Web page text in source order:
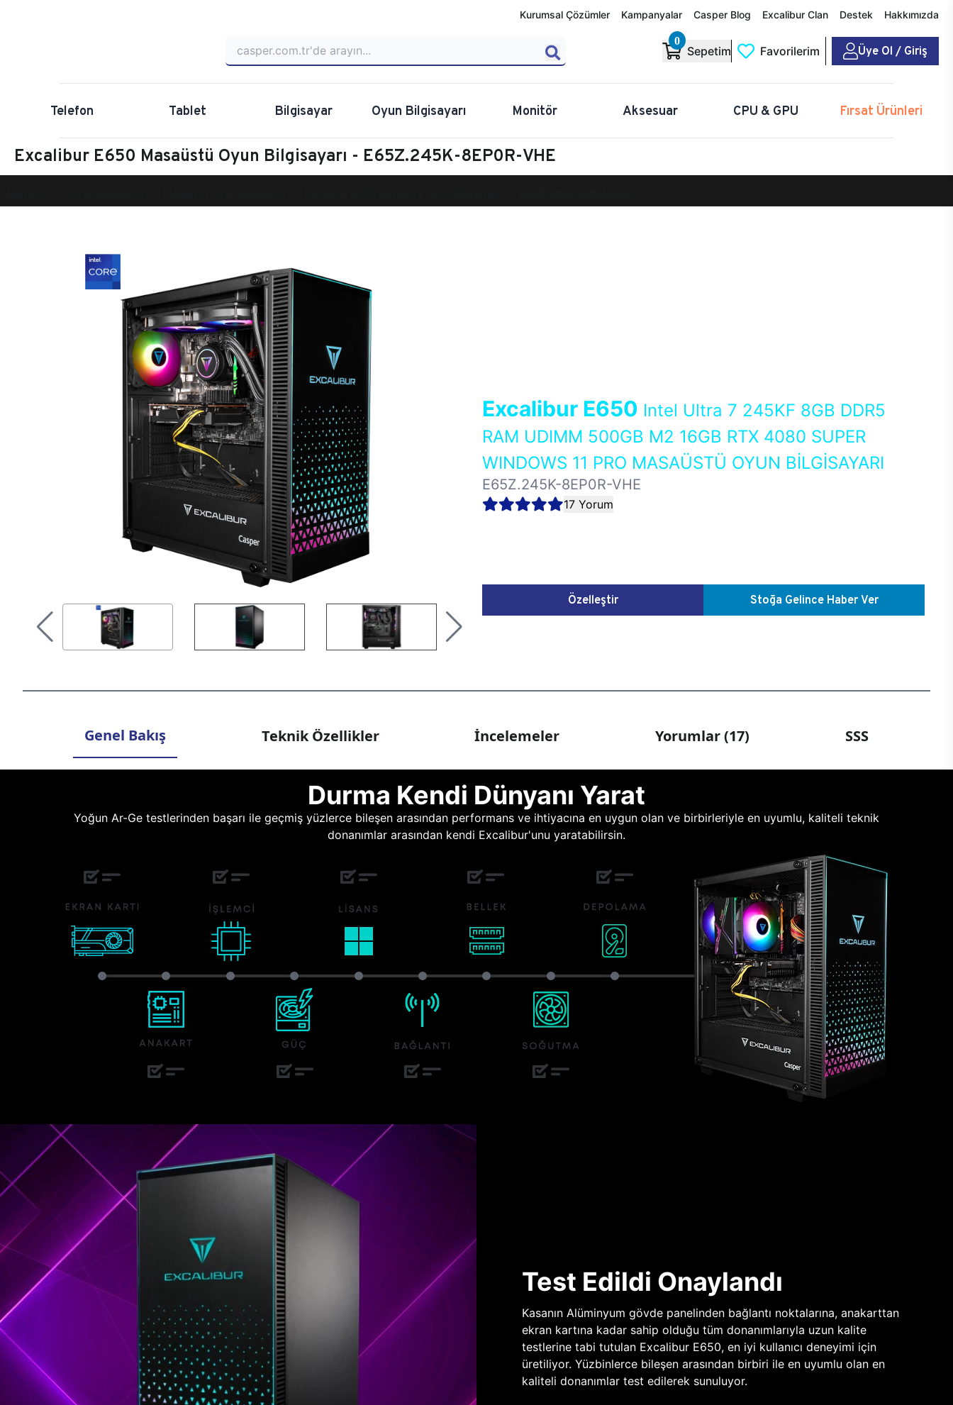
Kurumsal Çözümler Kampanyalar Casper Blog Excalibur Clan Destek Hakkımızda
0
Sepetim Favorilerim Üye Ol / Giriş
Telefon Tablet Bilgisayar Oyun Bilgisayarı Monitör Aksesuar CPU & GPU Fırsat Ürünleri
Excalibur E650 Masaüstü Oyun Bilgisayarı - E65Z.245K-8EP0R-VHE
Excalibur E650 Intel Ultra 7 245KF 8GB DDR5
RAM UDIMM 500GB M2 16GB RTX 4080 SUPER
WINDOWS 11 PRO MASAÜSTÜ OYUN BİLGİSAYARI
E65Z.245K-8EP0R-VHE
17 Yorum
Özelleştir Stoğa Gelince Haber Ver
Genel Bakış Teknik Özellikler İncelemeler Yorumlar (17) SSS
Durma Kendi Dünyanı Yarat
Yoğun Ar-Ge testlerinden başarı ile geçmiş yüzlerce bileşen arasından performans ve ihtiyacına en uygun olan ve birbirleriyle en uyumlu, kaliteli teknik
donanımlar arasından kendi Excalibur'unu yaratabilirsin.
Test Edildi Onaylandı
Kasanın Alüminyum gövde panelinden bağlantı noktalarına, anakarttan
ekran kartına kadar sahip olduğu tüm donanımlarıyla uzun kalite
testlerine tabi tutulan Excalibur E650, en iyi kullanıcı deneyimi için
üretiliyor. Yüzbinlerce bileşen arasından birbiri ile en uyumlu olan en
kaliteli donanımlar test edilerek sunuluyor.